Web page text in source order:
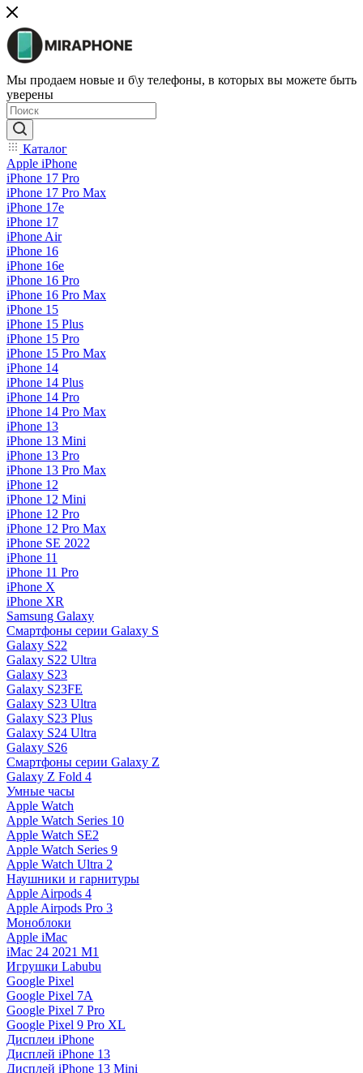
Мы продаем новые и б\у телефоны, в которых вы можете быть
уверены
Каталог
Apple iPhone
iPhone 17 Pro
iPhone 17 Pro Max
iPhone 17e
iPhone 17
iPhone Air
iPhone 16
iPhone 16e
iPhone 16 Pro
iPhone 16 Pro Max
iPhone 15
iPhone 15 Plus
iPhone 15 Pro
iPhone 15 Pro Max
iPhone 14
iPhone 14 Plus
iPhone 14 Pro
iPhone 14 Pro Max
iPhone 13
iPhone 13 Mini
iPhone 13 Pro
iPhone 13 Pro Max
iPhone 12
iPhone 12 Mini
iPhone 12 Pro
iPhone 12 Pro Max
iPhone SE 2022
iPhone 11
iPhone 11 Pro
iPhone X
iPhone XR
Samsung Galaxy
Смартфоны серии Galaxy S
Galaxy S22
Galaxy S22 Ultra
Galaxy S23
Galaxy S23FE
Galaxy S23 Ultra
Galaxy S23 Plus
Galaxy S24 Ultra
Galaxy S26
Смартфоны серии Galaxy Z
Galaxy Z Fold 4
Умные часы
Apple Watch
Apple Watch Series 10
Apple Watch SE2
Apple Watch Series 9
Apple Watch Ultra 2
Наушники и гарнитуры
Apple Airpods 4
Apple Airpods Pro 3
Моноблоки
Apple iMac
iMac 24 2021 M1
Игрушки Labubu
Google Pixel
Google Pixel 7А
Google Pixel 7 Pro
Google Pixel 9 Pro XL
Дисплеи iPhone
Дисплей iPhone 13
Дисплей iPhone 13 Mini